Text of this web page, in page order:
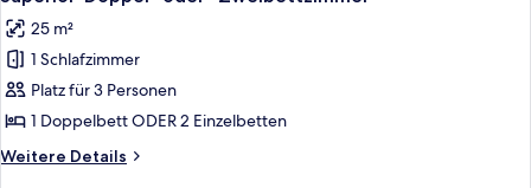
Fotos
für
Superior-
Doppel-
oder
-
Zweibettzimmer
25 m²
1 Schlafzimmer
Platz für 3 Personen
1 Doppelbett ODER 2 Einzelbetten
Weitere Details
Weitere